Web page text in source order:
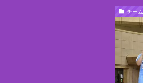
チー